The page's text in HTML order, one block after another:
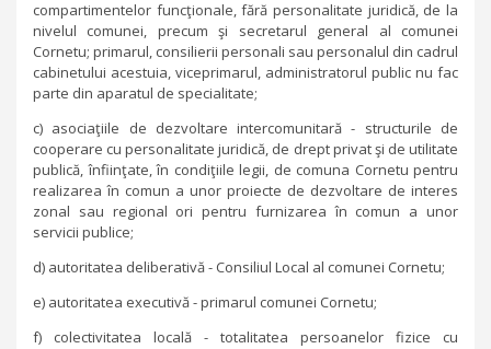
compartimentelor funcţionale, fără personalitate juridică, de la
nivelul comunei, precum şi secretarul general al comunei
Cornetu; primarul, consilierii personali sau personalul din cadrul
cabinetului acestuia, viceprimarul, administratorul public nu fac
parte din aparatul de specialitate;
c) asociaţiile de dezvoltare intercomunitară - structurile de
cooperare cu personalitate juridică, de drept privat şi de utilitate
publică, înfiinţate, în condiţiile legii, de comuna Cornetu pentru
realizarea în comun a unor proiecte de dezvoltare de interes
zonal sau regional ori pentru furnizarea în comun a unor
servicii publice;
d) autoritatea deliberativă - Consiliul Local al comunei Cornetu;
e) autoritatea executivă - primarul comunei Cornetu;
f) colectivitatea locală - totalitatea persoanelor fizice cu